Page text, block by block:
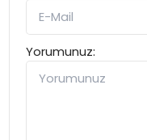
Yorumunuz: